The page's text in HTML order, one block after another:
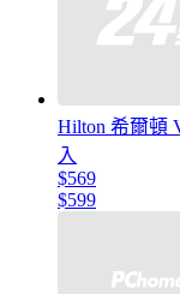
Hilton 希爾頓
入
$569
$599